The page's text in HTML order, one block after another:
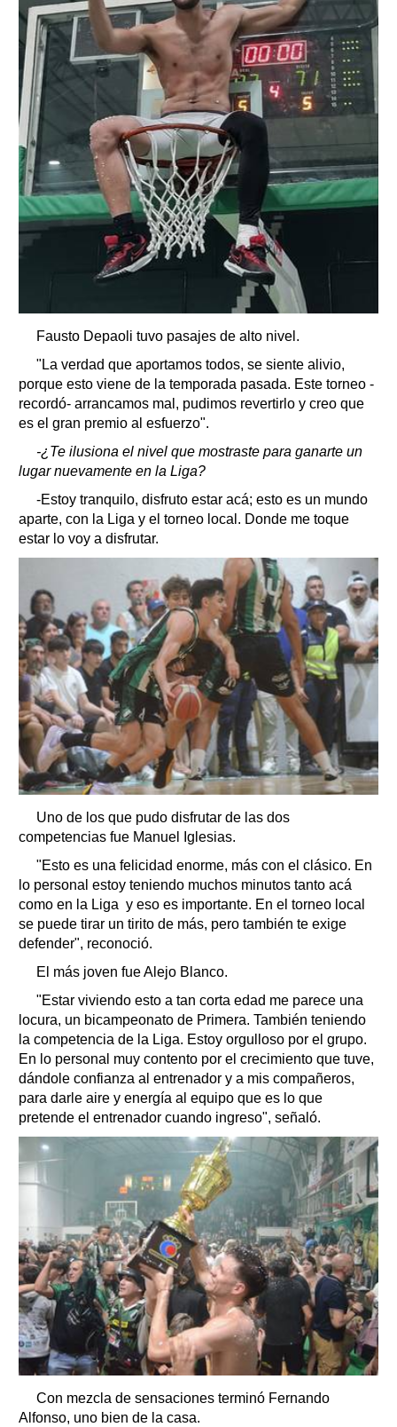
Fausto Depaoli tuvo pasajes de alto nivel.
"La verdad que aportamos todos, se siente alivio,
porque esto viene de la temporada pasada. Este torneo -
recordó- arrancamos mal, pudimos revertirlo y creo que
es el gran premio al esfuerzo".
-¿Te ilusiona el nivel que mostraste para ganarte un
lugar nuevamente en la Liga?
-Estoy tranquilo, disfruto estar acá; esto es un mundo
aparte, con la Liga y el torneo local. Donde me toque
estar lo voy a disfrutar.
Uno de los que pudo disfrutar de las dos
competencias fue Manuel Iglesias.
"Esto es una felicidad enorme, más con el clásico. En
lo personal estoy teniendo muchos minutos tanto acá
como en la Liga y eso es importante. En el torneo local
se puede tirar un tirito de más, pero también te exige
defender", reconoció.
El más joven fue Alejo Blanco.
"Estar viviendo esto a tan corta edad me parece una
locura, un bicampeonato de Primera. También teniendo
la competencia de la Liga. Estoy orgulloso por el grupo.
En lo personal muy contento por el crecimiento que tuve,
dándole confianza al entrenador y a mis compañeros,
para darle aire y energía al equipo que es lo que
pretende el entrenador cuando ingreso", señaló.
Con mezcla de sensaciones terminó Fernando
Alfonso, uno bien de la casa.